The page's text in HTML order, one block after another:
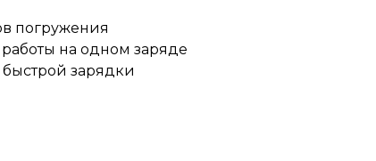
погружения
работы на одном заряде
зарядки